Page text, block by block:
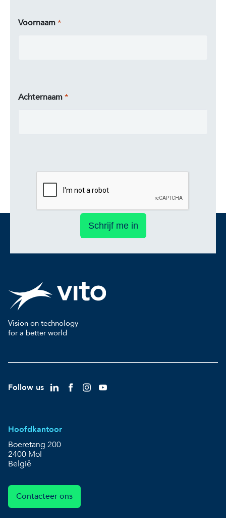
Voornaam
Achternaam
Schrijf me in
Vision on technology
for a better world
Follow us
Hoofdkantoor
Boeretang 200
2400 Mol
België
Contacteer ons